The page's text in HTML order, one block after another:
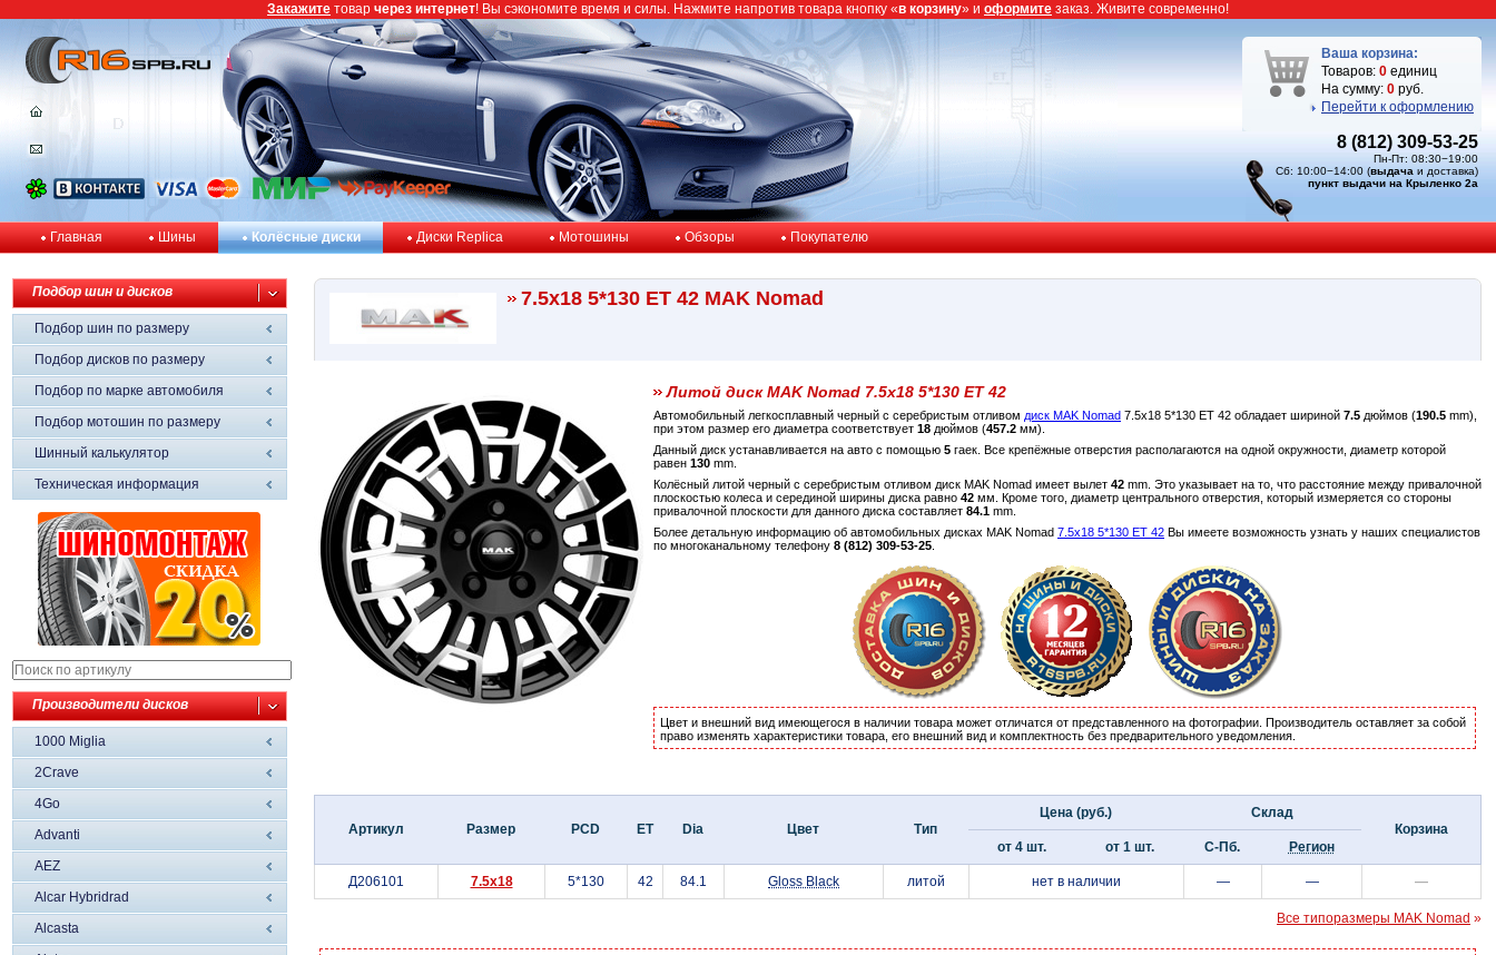
Ваша корзина:
Товаров: 0 единиц
На сумму: 0 руб.
Перейти к оформлению
8 (812) 309-53-25
Пн-Пт: 08:30−19:00
Сб: 10:00−14:00 (выдача и доставка)
пункт выдачи на Крыленко 2а
Главная Шины Колёсные диски Диски Replica Мотошины Обзоры Покупателю
Подбор шин и дисков
Подбор шин по размеру
Подбор дисков по размеру
Подбор по марке автомобиля
Подбор мотошин по размеру
Шинный калькулятор
Техническая информация
Производители дисков
1000 Miglia
2Crave
4Go
Advanti
AEZ
Alcar Hybridrad
Alcasta
7.5x18 5*130 ET 42 MAK Nomad
Литой диск MAK Nomad 7.5x18 5*130 ET 42
Автомобильный легкосплавный черный с серебристым отливом диск MAK Nomad 7.5x18 5*130 ET 42 обладает шириной 7.5 дюймов (190.5 mm),
при этом размер его диаметра соответствует 18 дюймов (457.2 мм).
Данный диск устанавливается на авто с помощью 5 гаек. Все крепёжные отверстия располагаются на одной окружности, диаметр которой
равен 130 mm.
Колёсный литой черный с серебристым отливом диск MAK Nomad имеет вылет 42 mm. Это указывает на то, что расстояние между привалочной
плоскостью колеса и серединой ширины диска равно 42 мм. Кроме того, диаметр центрального отверстия, который измеряется со стороны
привалочной плоскости для данного диска составляет 84.1 mm.
Более детальную информацию об автомобильных дисках MAK Nomad 7.5x18 5*130 ET 42 Вы имеете возможность узнать у наших специалистов
по многоканальному телефону 8 (812) 309-53-25
Цвет и внешний вид имеющегося в наличии товара может отличатся от представленного на фотографии. Производитель оставляет за собой
право изменять характеристики товара, его внешний вид и комплектность без предварительного уведомления.
Артикул Размер PCD ET Dia Цвет Тип
Цена (руб.)
Склад
Корзина
от 4 шт.
от 1 шт. С-Пб. Регион
Д206101 7.5x18 5*130 42 84.1 Gloss Black литой нет в наличии — — —
Все типоразмеры MAK Nomad »
Закажите товар через интернет! Вы сэкономите время и силы. Нажмите напротив товара кнопку «в корзину» и оформите заказ. Живите современно!